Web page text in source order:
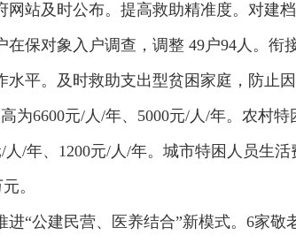
站及时公布。提高救助精准度。对建
在保对象入户调查，调整 49户94人。
平。及时救助支出型贫困家庭，防止
为6600元/人/年、5000元/人/年。农村
/年、1200元/人/年。城市特困人员生
。
进“公建民营、医养结合”新模式。6家